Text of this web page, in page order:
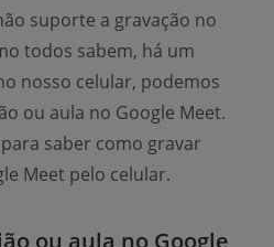
suporte a gravação no
todos sabem, há um
nosso celular, podemos
ou aula no Google Meet.
saber como gravar
Meet pelo celular.
ou aula no Google